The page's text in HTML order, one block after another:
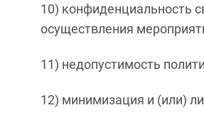
10) конфиденциальность
осуществления
11) недопустимость
12) минимизация и (или)